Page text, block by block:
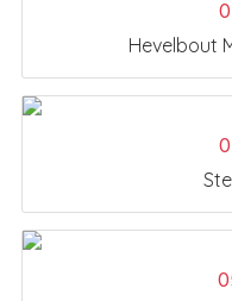
Hevelbout